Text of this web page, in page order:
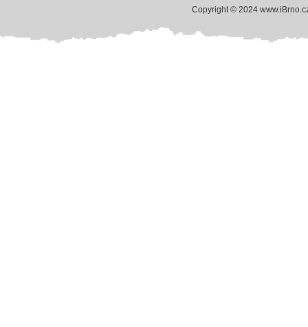
Copyright © 2024